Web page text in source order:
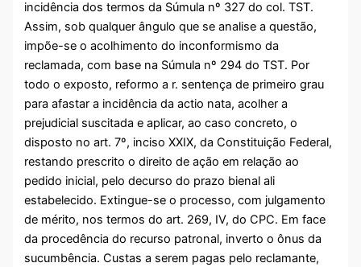
incidência dos termos da Súmula nº 327 do col. TST.
Assim, sob qualquer ângulo que se analise a questão,
impõe-se o acolhimento do inconformismo da
reclamada, com base na Súmula nº 294 do TST. Por
todo o exposto, reformo a r. sentença de primeiro grau
para afastar a incidência da actio nata, acolher a
prejudicial suscitada e aplicar, ao caso concreto, o
disposto no art. 7º, inciso XXIX, da Constituição Federal,
restando prescrito o direito de ação em relação ao
pedido inicial, pelo decurso do prazo bienal ali
estabelecido. Extingue-se o processo, com julgamento
de mérito, nos termos do art. 269, IV, do CPC. Em face
da procedência do recurso patronal, inverto o ônus da
sucumbência. Custas a serem pagas pelo reclamante,